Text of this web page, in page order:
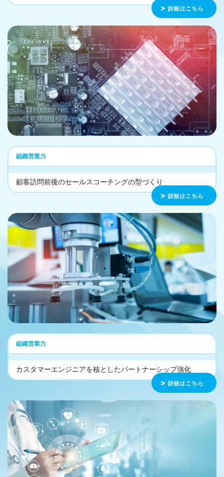
組織営業力
顧客訪問前後のセールスコーチングの型づくり
組織営業力
カスタマーエンジニアを核としたパートナーシップ強化